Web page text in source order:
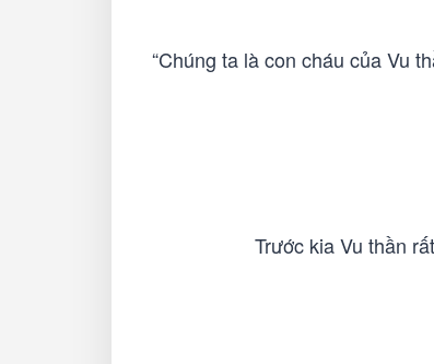
“Chúng ta là con cháu của Vu
Trước kia Vu thần